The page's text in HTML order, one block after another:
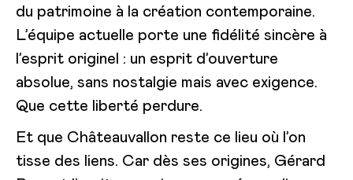
du patrimoine à la création contemporaine.
L’équipe actuelle porte une fidélité sincère à
l’esprit originel : un esprit d’ouverture
absolue, sans nostalgie mais avec exigence.
Que cette liberté perdure.
Et que Châteauvallon reste ce lieu où l’on
tisse des liens. Car dès ses origines, Gérard